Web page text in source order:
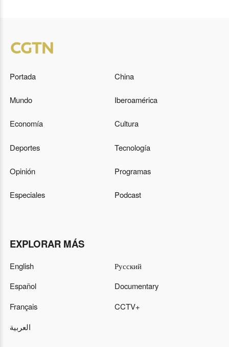
Portada China
Mundo Iberoamérica
Economía Cultura
Deportes Tecnología
Opinión Programas
Especiales Podcast
EXPLORAR MÁS
English
Español
Français
العربية
Русский
Documentary
CCTV+